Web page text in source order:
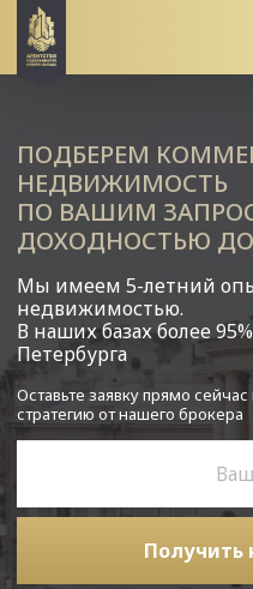
ПОДБЕРЕМ
НЕДВИЖИМОСТЬ
ПО ВАШИМ
ДОХОДНОСТЬЮ ДО
Мы имеем 5-летний
недвижимостью.
В наших базах более
Петербурга
Оставьте заявку прямо
стратегию от нашего брокера
Получить